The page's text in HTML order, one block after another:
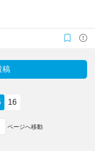
稿
16
ページへ移動